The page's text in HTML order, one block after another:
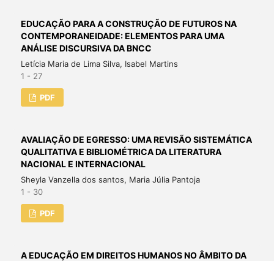
EDUCAÇÃO PARA A CONSTRUÇÃO DE FUTUROS NA
CONTEMPORANEIDADE: ELEMENTOS PARA UMA
ANÁLISE DISCURSIVA DA BNCC
Letícia Maria de Lima Silva, Isabel Martins
1 - 27
PDF
AVALIAÇÃO DE EGRESSO: UMA REVISÃO SISTEMÁTICA
QUALITATIVA E BIBLIOMÉTRICA DA LITERATURA
NACIONAL E INTERNACIONAL
Sheyla Vanzella dos santos, Maria Júlia Pantoja
1 - 30
PDF
A EDUCAÇÃO EM DIREITOS HUMANOS NO ÂMBITO DA